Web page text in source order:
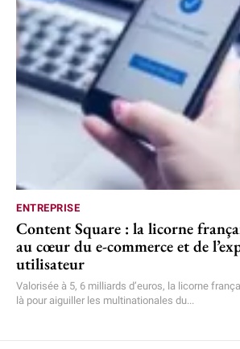
ENTREPRISE
Content Square : la licorne
au cœur du e-commerce et de
utilisateur
Valorisée à 5, 6 milliards d’euros, la licorne
là pour aiguiller les multinationales du...